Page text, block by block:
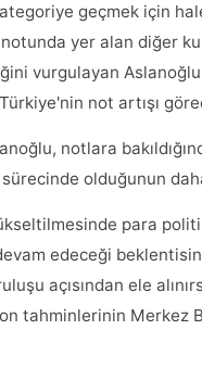
geçmek için
yer alan diğer
vurgulayan
not artışı
notlara
olduğunun
para
edeceği
açısından ele
tahminlerinin Merkez